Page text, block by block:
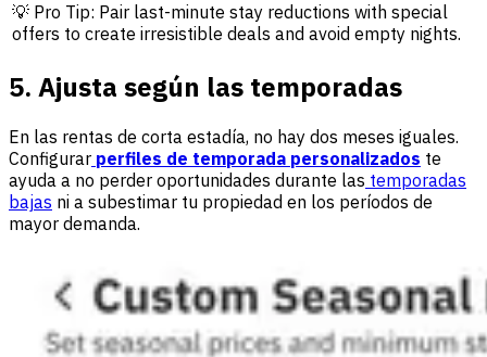
💡 Pro Tip: Pair last-minute stay reductions with special
offers to create irresistible deals and avoid empty nights.
5. Ajusta según las temporadas
En las rentas de corta estadía, no hay dos meses iguales.
Configurar perfiles de temporada personalizados te
ayuda a no perder oportunidades durante las temporadas
bajas ni a subestimar tu propiedad en los períodos de
mayor demanda.